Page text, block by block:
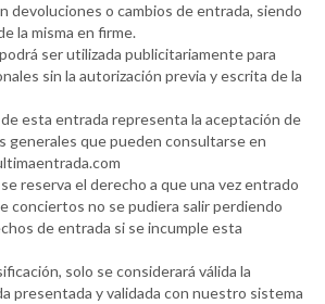
devoluciones o cambios de entrada, siendo
la misma en firme.
ser utilizada publicitariamente para
sin la autorización previa y escrita de la
esta entrada representa la aceptación de
generales que pueden consultarse en
reserva el derecho a que una vez entrado
conciertos no se pudiera salir perdiendo
de entrada si se incumple esta
solo se considerará válida la
presentada y validada con nuestro sistema